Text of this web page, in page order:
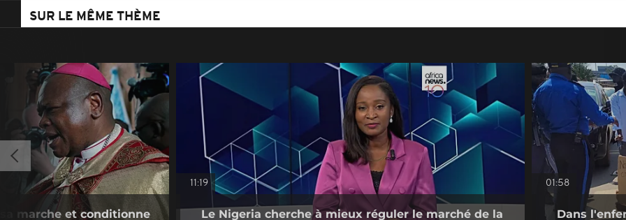
SUR LE MÊME THÈME
marche et conditionne
11:19
Le Nigeria cherche à mieux réguler le marché de la
01:58
Dans